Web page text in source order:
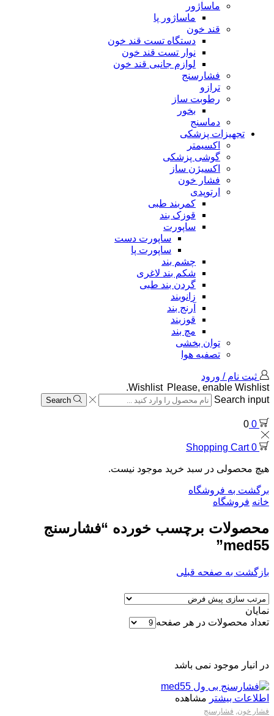
ماساژور
ماساژور پا
قند خون
دستگاه تست قند خون
نوار تست قند خون
لوازم جانبی قند خون
فشارسنج
ترازو
رطوبت ساز
بخور
دماسنج
تجهیزات پزشکی
اکسیمتر
گوشی پزشکی
اکسیژن ساز
فشار خون
ارتوپدی
کمربند طبی
قوزک بند
ساپورت
ساپورت دست
ساپورت پا
چشم بند
شکم بند لاغری
گردن بند طبی
زانوبند
آرنج بند
قوزبند
مچ بند
توان بخشی
تصفیه هوا
ثبت نام / ورود
Wishlist Please, enable Wishlist.
Search input
Search
0
0
0
Shopping Cart
هیچ محصولی در سبد خرید موجود نیست.
برگشت به فروشگاه
خانه فروشگاه
محصولات برچسب خورده “فشارسنج
med55”
بازگشت به صفحه قبلی
نمایان
تعداد محصولات در هر صفحه
در انبار موجود نمی باشد
اطلاعات بیشتر مشاهده
فشار خون, فشارسنج